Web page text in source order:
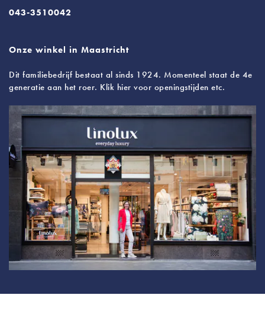
043-3510042
Onze winkel in Maastricht
Dit familiebedrijf bestaat al sinds 1924. Momenteel staat de 4e
generatie aan het roer. Klik hier voor openingstijden etc.